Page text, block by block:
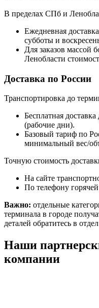
В пределах СПб и
Ежедневная
субботы и
Для заказов массой
Ленобласти
Доставка по России
Транспортировка до
Бесплатная
(рабочие дни).
Базовый тариф по
минимальный вес/
Точную стоимость
На сайте
По телефону
Важно: отдельные
терминала в городе
деталей обратитесь в
Наши
компании